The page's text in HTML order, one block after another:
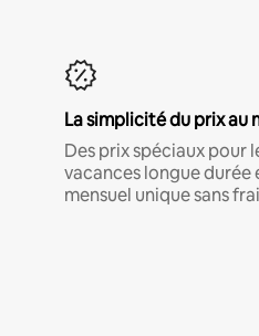
La simplicité du prix au
Des prix spéciaux pour
vacances longue durée
mensuel unique sans